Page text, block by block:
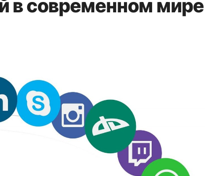
в современном мире